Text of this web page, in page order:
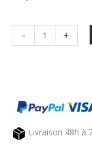
-
de
laine
bord
+
Livraison 48h à